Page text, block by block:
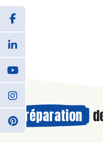
Préparation